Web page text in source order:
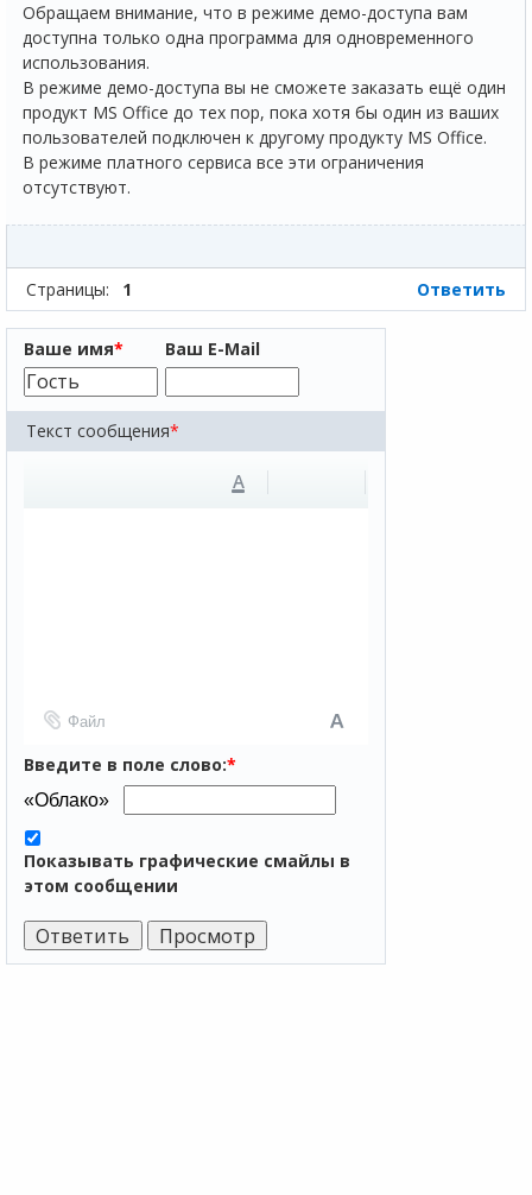
Обращаем внимание, что в режиме демо-доступа вам
доступна только одна программа для одновременного
использования.
В режиме демо-доступа вы не сможете заказать ещё один
продукт MS Office до тех пор, пока хотя бы один из ваших
пользователей подключен к другому продукту MS Office.
В режиме платного сервиса все эти ограничения
отсутствуют.
Страницы: 1 Ответить
Ваше имя* Ваш E-Mail
Текст сообщения*
A
Файл
Введите в поле слово:*
Показывать графические смайлы в
этом сообщении